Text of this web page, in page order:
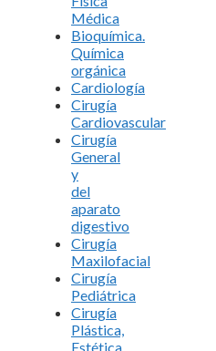
Médica
Bioquímica.
Química
orgánica
Cardiología
Cirugía
Cardiovascular
Cirugía
General
y
del
aparato
digestivo
Cirugía
Maxilofacial
Cirugía
Pediátrica
Cirugía
Plástica,
Estética